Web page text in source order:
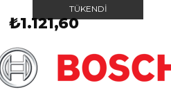
TÜKENDI
₺1.121,60